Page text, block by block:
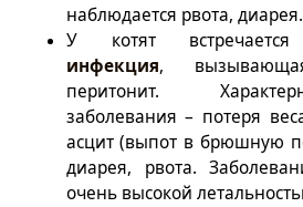
наблюдается рвота, диарея.
У котят
инфекция,
перитонит.
заболевания – потеря
асцит (выпот в брюшную
диарея, рвота.
очень высокой